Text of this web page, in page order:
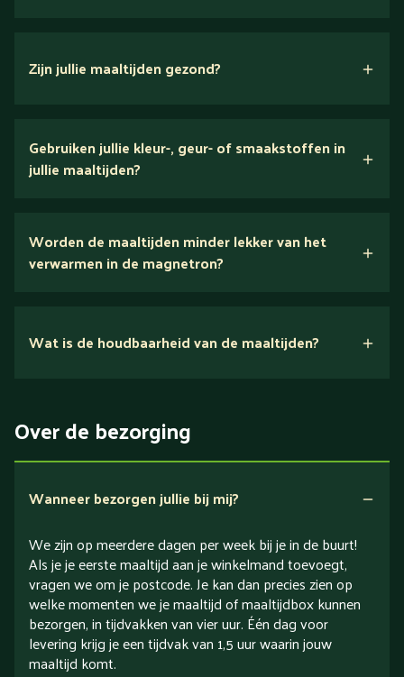
Zijn jullie maaltijden gezond?
voedingsexperts
Verlaagd in koolhydraten
Verlaagd in zout
Gebruiken jullie kleur-, geur- of smaakstoffen in
jullie maaltijden?
Worden de maaltijden minder lekker van het
verwarmen in de magnetron?
Wat is de houdbaarheid van de maaltijden?
Over de bezorging
Wanneer bezorgen jullie bij mij?
We zijn op meerdere dagen per week bij je in de buurt!
Als je je eerste maaltijd aan je winkelmand toevoegt,
vragen we om je postcode. Je kan dan precies zien op
welke momenten we je maaltijd of maaltijdbox kunnen
bezorgen, in tijdvakken van vier uur. Één dag voor
levering krijg je een tijdvak van 1,5 uur waarin jouw
maaltijd komt.